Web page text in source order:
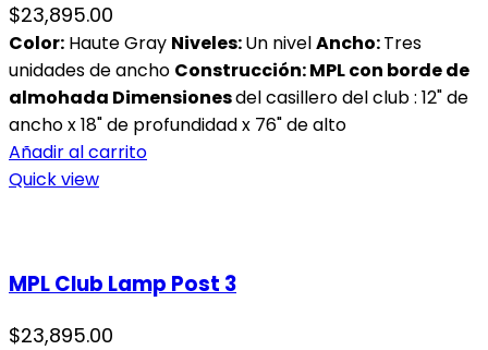
$23,895.00
Color: Haute Gray Niveles:Un nivelAncho:Tres
unidades de ancho Construcción: MPL con borde de
almohada Dimensionesdel casillero del club : 12" de
ancho x 18" de profundidad x 76" de alto
Añadir al carrito
Quick view
MPL Club Lamp Post 3
$23,895.00